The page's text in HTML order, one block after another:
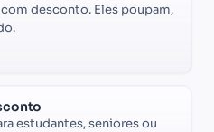
desconto. Eles poupam,
estudantes, seniores ou